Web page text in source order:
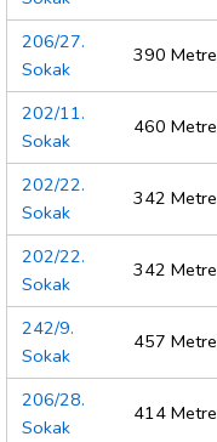
206/27.
Sokak
390 Metre
202/11.
Sokak
460 Metre
202/22.
Sokak
342 Metre
202/22.
Sokak
342 Metre
242/9.
Sokak
457 Metre
206/28.
Sokak
414 Metre